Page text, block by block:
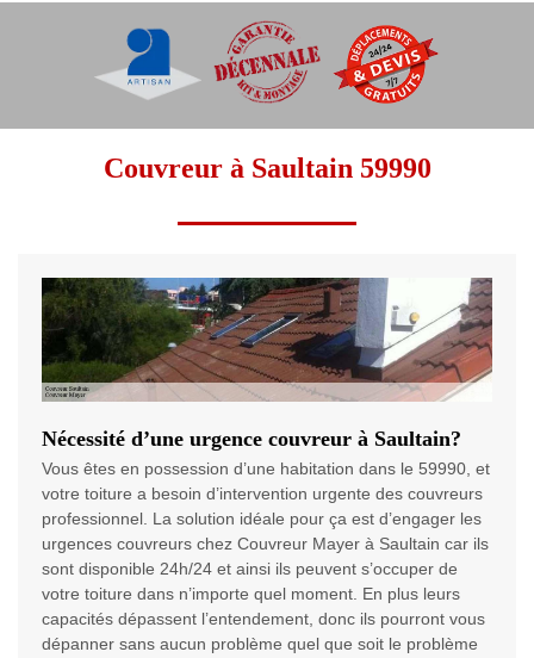
Couvreur à Saultain 59990
Nécessité d’une urgence couvreur à Saultain?
Vous êtes en possession d’une habitation dans le 59990, et
votre toiture a besoin d’intervention urgente des couvreurs
professionnel. La solution idéale pour ça est d’engager les
urgences couvreurs chez Couvreur Mayer à Saultain car ils
sont disponible 24h/24 et ainsi ils peuvent s’occuper de
votre toiture dans n’importe quel moment. En plus leurs
capacités dépassent l’entendement, donc ils pourront vous
dépanner sans aucun problème quel que soit le problème